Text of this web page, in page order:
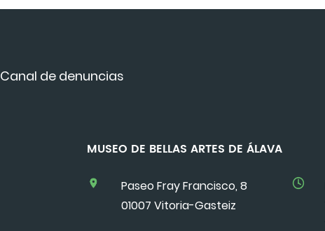
Canal de denuncias
MUSEO DE BELLAS ARTES DE ÁLAVA
Paseo Fray Francisco, 8
01007 Vitoria-Gasteiz